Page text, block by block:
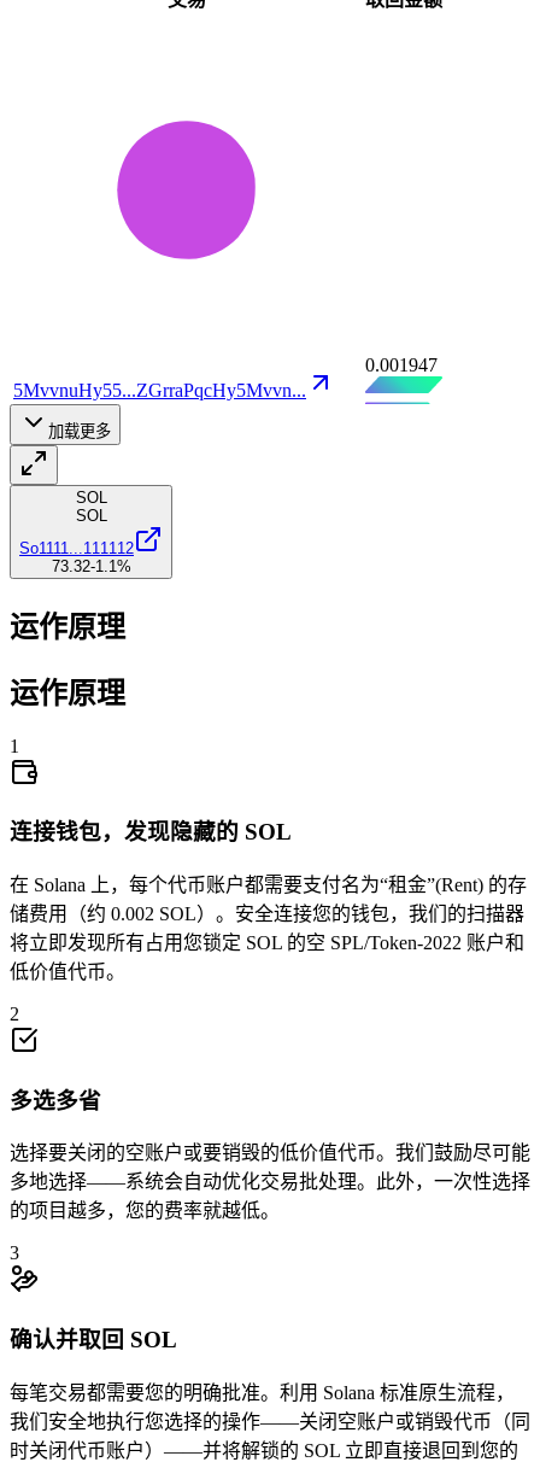
5MvvnuHy55...ZGrraPqcHy5Mvvn...
0.001947
668KtFXn2h...6aDMzFPmc1668Kt...
2
加载更多
SOL
SOL
So1111
111112
73.32-1.1 %
运作原理
运作原理
1
连接钱包，发现隐藏的 SOL
在 Solana 上，每个代币账户都需要支付名为“租金”(Rent) 的存
储费用（约 0.002 SOL）。安全连接您的钱包，我们的扫描器
将立即发现所有占用您锁定 SOL 的空 SPL/Token-2022 账户和
低价值代币。
2
多选多省
选择要关闭的空账户或要销毁的低价值代币。我们鼓励尽可能
多地选择——系统会自动优化交易批处理。此外，一次性选择
的项目越多，您的费率就越低。
3
确认并取回 SOL
每笔交易都需要您的明确批准。利用 Solana 标准原生流程，
我们安全地执行您选择的操作——关闭空账户或销毁代币（同
时关闭代币账户）——并将解锁的 SOL 立即直接退回到您的